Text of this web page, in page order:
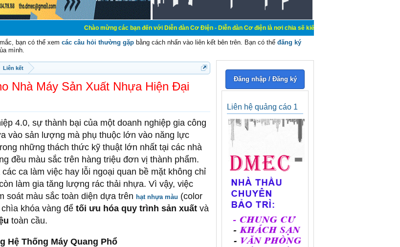
Chào mừng các bạn đến với Diễn đàn Cơ Điện - Diễn đàn Cơ điện là nơi chia sẽ kiến thức kinh nghiệm trong lãnh vực cơ
bạn có thể xem các câu hỏi thường gặp bằng cách nhấn vào liên kết bên trên. Bạn có thể đăng ký
mình.
Liên kết
Nhà Máy Sản Xuất Nhựa Hiện Đại
4.0, sự thành bại của một doanh nghiệp gia công
vào sản lượng mà phụ thuộc lớn vào năng lực
những thách thức kỹ thuật lớn nhất tại các nhà
đều màu sắc trên hàng triệu đơn vị thành phẩm.
ca làm việc hay lỗi ngoại quan bề mặt không chỉ
làm gia tăng lượng rác thải nhựa. Vì vậy, việc
soát màu sắc toàn diện dựa trên hạt nhựa màu (color
khóa vàng để tối ưu hóa quy trình sản xuất và
toàn cầu.
Hệ Thống Máy Quang Phổ
Đăng nhập / Đăng ký
Liên hệ quảng cáo 1